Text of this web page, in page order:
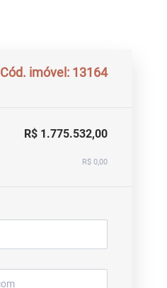
Cód. imóvel: 13164
R$ 1.775.532,00
R$ 0,00